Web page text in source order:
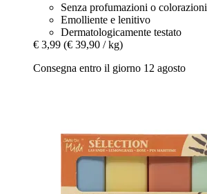
Senza profumazioni o colorazioni
Emolliente e lenitivo
Dermatologicamente testato
€ 3,99 (€ 39,90 / kg)
Consegna entro il giorno 12 agosto